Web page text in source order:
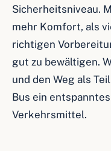
Sicherheitsniveau.
mehr Komfort, als
richtigen
gut zu bewältigen.
und den Weg als
Bus ein
Verkehrsmittel.